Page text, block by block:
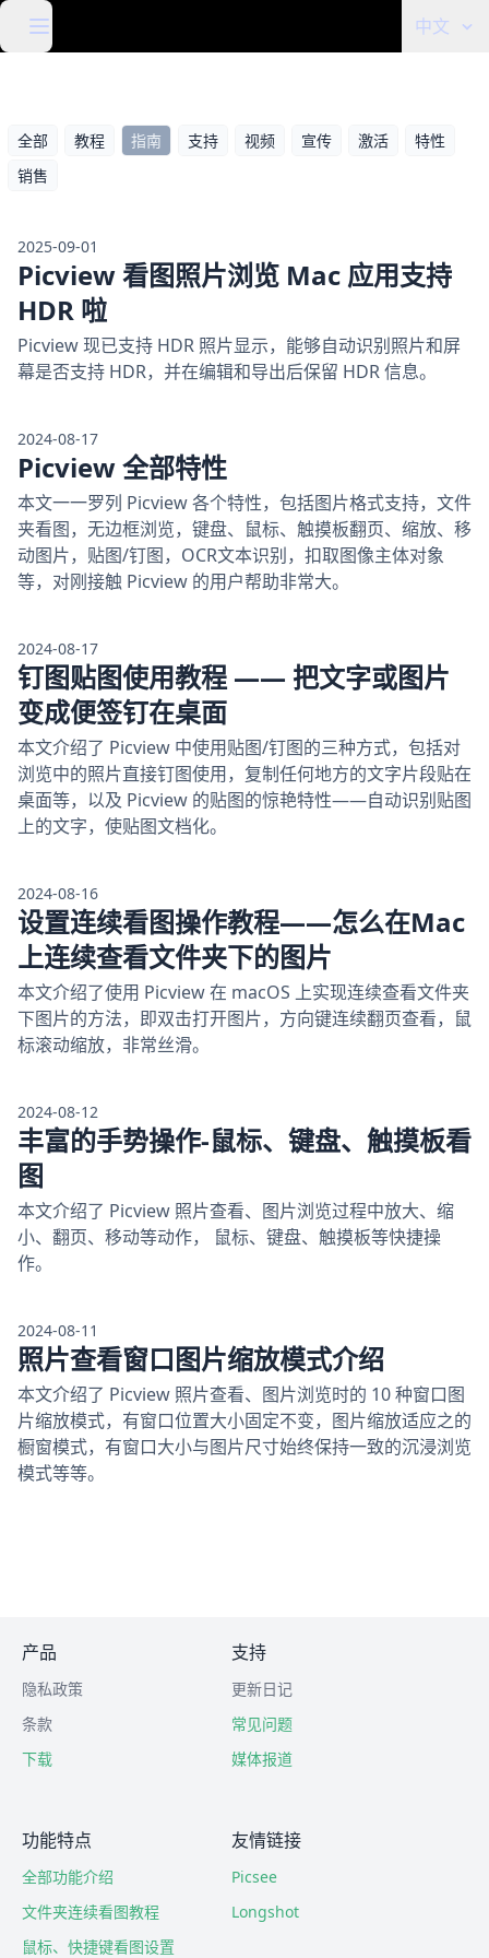
中文
全部 教程 指南 支持 视频 宣传 激活
特性
销售
2025-09-01
Picview 看图照片浏览 Mac 应用支持
HDR 啦
Picview 现已支持 HDR 照片显示，能够自动识别照片和屏
幕是否支持 HDR，并在编辑和导出后保留 HDR 信息。
2024-08-17
Picview 全部特性
本文一一罗列 Picview 各个特性，包括图片格式支持，文件
夹看图，无边框浏览，键盘、鼠标、触摸板翻页、缩放、移
动图片，贴图/钉图，OCR文本识别，扣取图像主体对象
等，对刚接触 Picview 的用户帮助非常大。
2024-08-17
钉图贴图使用教程 —— 把文字或图片
变成便签钉在桌面
本文介绍了 Picview 中使用贴图/钉图的三种方式，包括对
浏览中的照片直接钉图使用，复制任何地方的文字片段贴在
桌面等，以及 Picview 的贴图的惊艳特性——自动识别贴图
上的文字，使贴图文档化。
2024-08-16
设置连续看图操作教程——怎么在Mac
上连续查看文件夹下的图片
本文介绍了使用 Picview 在 macOS 上实现连续查看文件夹
下图片的方法，即双击打开图片，方向键连续翻页查看，鼠
标滚动缩放，非常丝滑。
2024-08-12
丰富的手势操作-鼠标、键盘、触摸板看
图
本文介绍了 Picview 照片查看、图片浏览过程中放大、缩
小、翻页、移动等动作， 鼠标、键盘、触摸板等快捷操
作。
2024-08-11
照片查看窗口图片缩放模式介绍
本文介绍了 Picview 照片查看、图片浏览时的 10 种窗口图
片缩放模式，有窗口位置大小固定不变，图片缩放适应之的
橱窗模式，有窗口大小与图片尺寸始终保持一致的沉浸浏览
模式等等。
产品
隐私政策
条款
下载
支持
更新日记
常见问题
媒体报道
功能特点
全部功能介绍
文件夹连续看图教程
鼠标、快捷键看图设置
友情链接
Picsee
Longshot